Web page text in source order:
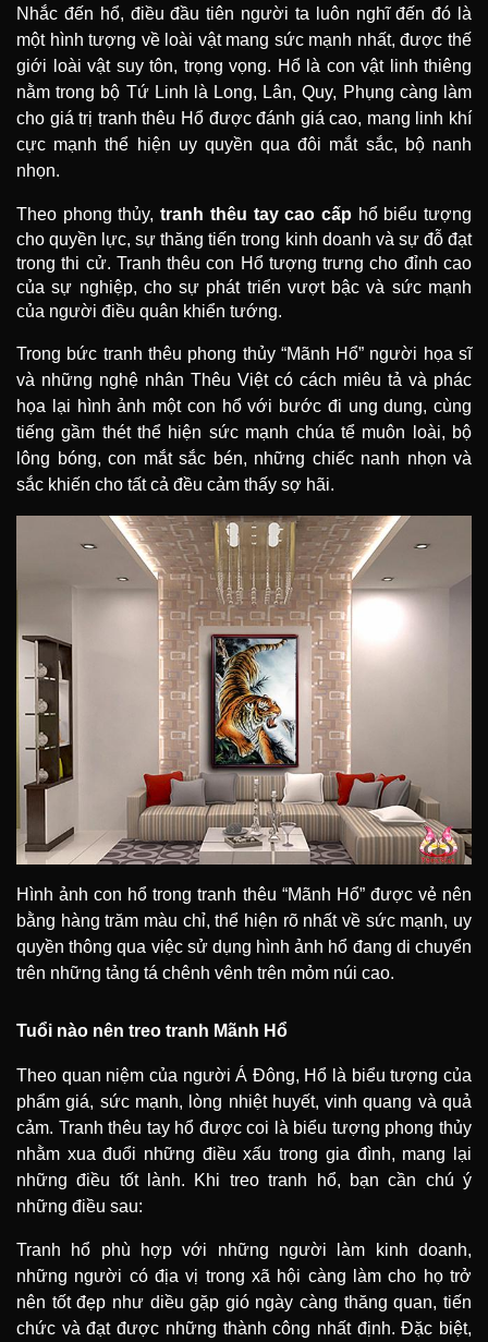
Nhắc đến hổ, điều đầu tiên người ta luôn nghĩ đến đó là
một hình tượng về loài vật mang sức mạnh nhất, được thế
giới loài vật suy tôn, trọng vọng. Hổ là con vật linh thiêng
nằm trong bộ Tứ Linh là Long, Lân, Quy, Phụng càng làm
cho giá trị tranh thêu Hổ được đánh giá cao, mang linh khí
cực mạnh thể hiện uy quyền qua đôi mắt sắc, bộ nanh
nhọn.
Theo phong thủy,tranh thêu tay cao cấp hổ biểu tượng
cho quyền lực, sự thăng tiến trong kinh doanh và sự đỗ đạt
trong thi cử. Tranh thêu con Hổ tượng trưng cho đỉnh cao
của sự nghiệp, cho sự phát triển vượt bậc và sức mạnh
của người điều quân khiển tướng.
Trong bức tranh thêu phong thủy “Mãnh Hổ” người họa sĩ
và những nghệ nhân Thêu Việt có cách miêu tả và phác
họa lại hình ảnh một con hổ với bước đi ung dung, cùng
tiếng gầm thét thể hiện sức mạnh chúa tể muôn loài, bộ
lông bóng, con mắt sắc bén, những chiếc nanh nhọn và
sắc khiến cho tất cả đều cảm thấy sợ hãi.
Hình ảnh con hổ trong tranh thêu “Mãnh Hổ” được vẻ nên
bằng hàng trăm màu chỉ, thể hiện rõ nhất về sức mạnh, uy
quyền thông qua việc sử dụng hình ảnh hổ đang di chuyển
trên những tảng tá chênh vênh trên mỏm núi cao.
Tuổi nào nên treo tranh Mãnh Hổ
Theo quan niệm của người Á Đông, Hổ là biểu tượng của
phẩm giá, sức mạnh, lòng nhiệt huyết, vinh quang và quả
cảm. Tranh thêu tay hổ được coi là biểu tượng phong thủy
nhằm xua đuổi những điều xấu trong gia đình, mang lại
những điều tốt lành. Khi treo tranh hổ, bạn cần chú ý
những điều sau:
Tranh hổ phù hợp với những người làm kinh doanh,
những người có địa vị trong xã hội càng làm cho họ trở
nên tốt đẹp như diều gặp gió ngày càng thăng quan, tiến
chức và đạt được những thành công nhất định. Đặc biệt,